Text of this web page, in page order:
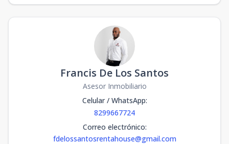
Francis De Los Santos
Asesor Inmobiliario
Celular / WhatsApp:
8299667724
Correo electrónico:
fdelossantosrentahouse@gmail.com